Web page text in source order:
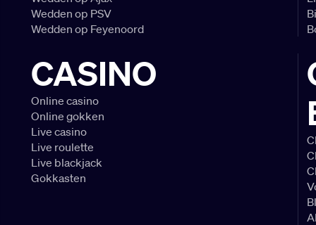
Wedden op PSV
Wedden op Feyenoord
CASINO
Online casino
Online gokken
Live casino
Live roulette
Live blackjack
Gokkasten